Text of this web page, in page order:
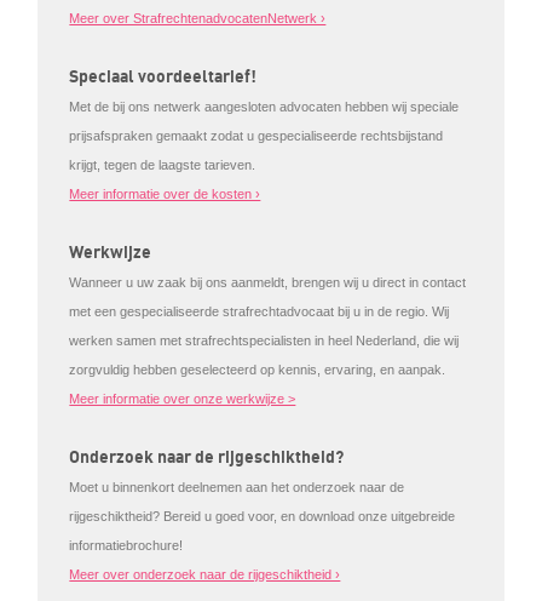
Meer over StrafrechtenadvocatenNetwerk ›
Speciaal voordeeltarief!
Met de bij ons netwerk aangesloten advocaten hebben wij speciale
prijsafspraken gemaakt zodat u gespecialiseerde rechtsbijstand
krijgt, tegen de laagste tarieven.
Meer informatie over de kosten ›
Werkwijze
Wanneer u uw zaak bij ons aanmeldt, brengen wij u direct in contact
met een gespecialiseerde strafrechtadvocaat bij u in de regio. Wij
werken samen met strafrechtspecialisten in heel Nederland, die wij
zorgvuldig hebben geselecteerd op kennis, ervaring, en aanpak.
Meer informatie over onze werkwijze >
Onderzoek naar de rijgeschiktheid?
Moet u binnenkort deelnemen aan het onderzoek naar de
rijgeschiktheid? Bereid u goed voor, en download onze uitgebreide
informatiebrochure!
Meer over onderzoek naar de rijgeschiktheid ›